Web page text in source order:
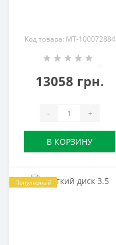
Код товара: MT-100072884
13058 грн.
- +
В КОРЗИНУ
Популярный